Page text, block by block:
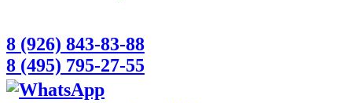
8 (926) 843-83-88
8 (495) 795-27-55